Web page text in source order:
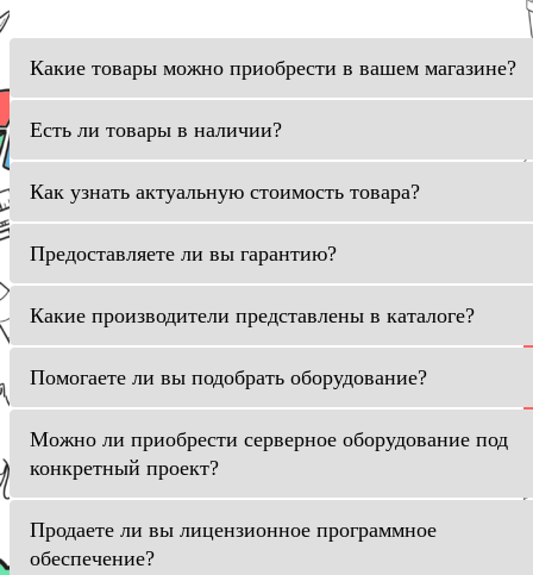
Какие товары можно приобрести в вашем магазине?
Есть ли товары в наличии?
Как узнать актуальную стоимость товара?
Предоставляете ли вы гарантию?
Какие производители представлены в каталоге?
Помогаете ли вы подобрать оборудование?
Можно ли приобрести серверное оборудование под
конкретный проект?
Продаете ли вы лицензионное программное
обеспечение?